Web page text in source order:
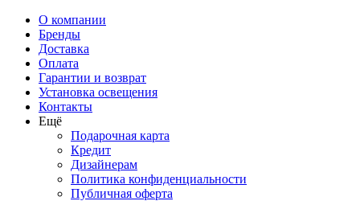
О компании
Бренды
Доставка
Оплата
Гарантии и возврат
Установка освещения
Контакты
Ещё
Подарочная карта
Кредит
Дизайнерам
Политика конфиденциальности
Публичная оферта